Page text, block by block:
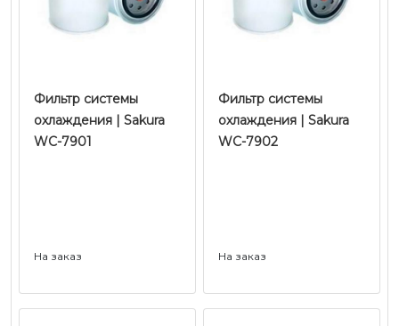
Фильтр системы
охлаждения | Sakura
WC-7901
На заказ
Фильтр системы
охлаждения | Sakura
WC-7902
На заказ